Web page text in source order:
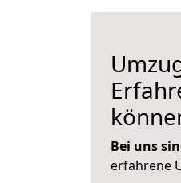
Bei uns
erfahrene